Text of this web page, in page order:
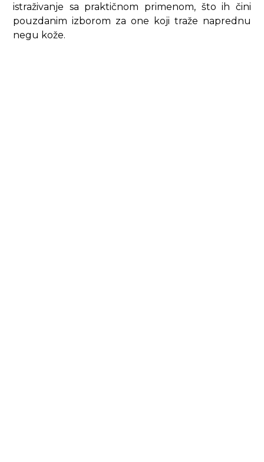
istraživanje sa praktičnom primenom, što ih čini
pouzdanim izborom za one koji traže naprednu
negu kože.